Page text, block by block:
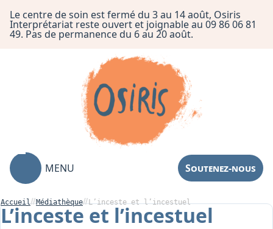
Le centre de soin est fermé du 3 au 14 août, Osiris
Interprétariat reste ouvert et joignable au 09 86 06 81
49. Pas de permanence du 6 au 20 août.
MENU Soutenez-nous
Accueil Médiathèque L’inceste et l’incestuel
L’inceste et l’incestuel